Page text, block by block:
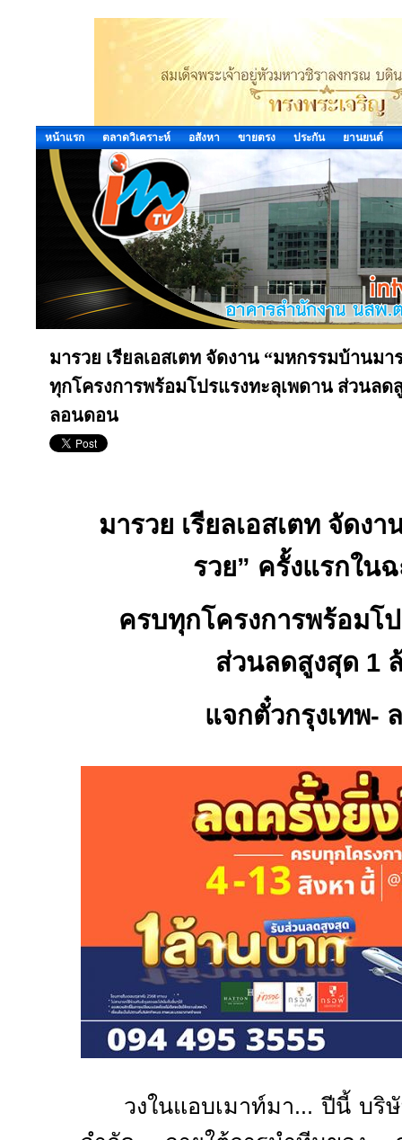
หน้าแรก ตลาดวิเคราะห์ อสังหา ขายตรง ประกัน ยานยนต์
มารวย เรียลเอสเตท จัดงาน “มหกรรมบ้านมา
ทุกโครงการพร้อมโปรแรงทะลุเพดาน ส่วนลด
ลอนดอน
มารวย เรียลเอสเตท จัดง
รวย” ครั้งแรกในฉ
ครบทุกโครงการพร้อมโ
ส่วนลดสูงสุด 1
แจกตั๋วกรุงเทพ-
วงในแอบเมาท์มา... ปีนี้ บริ